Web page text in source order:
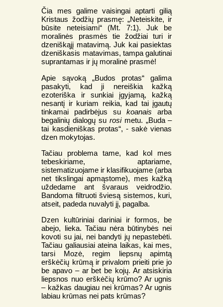
Čia mes galime vaisingai aptarti gilią
Kristaus žodžių prasmę: „Neteiskite, ir
būsite neteisiami“ (Mt. 7:1). Juk be
moralinės prasmės tie žodžiai turi ir
dzeniškąjį matavimą. Juk kai pasiektas
dzeniškasis matavimas, tampa galutinai
suprantamas ir jų moralinė prasmė!
Apie sąvoką „Budos protas“ galima
pasakyti, kad ji nereiškia kažką
ezoteriška ir sunkiai įgyjamą, kažką
nesantį ir kuriam reikia, kad tai įgautų
tinkamai padirbėjus sukoanais arba
begalinių dialogų su rosimetu. „Buda –
tai kasdieniškas protas“, - sakė vienas
dzen mokytojas.
Tačiau problema tame, kad kol mes
tebeskiriame, aptariame,
sistematizuojame ir klasifikuojame (arba
net tikslingai apmąstome), mes kažką
uždedame ant švaraus veidrodžio.
Bandoma filtruoti šviesą sistemos, kuri,
atseit, padeda nuvalyti jį, pagalba.
Dzen kultūriniai dariniai ir formos, be
abejo, lieka. Tačiau nėra būtinybės nei
kovoti su jai, nei bandyti jų nepastebėti.
Tačiau galiausiai ateina laikas, kai mes,
tarsi Mozė, regim liepsnų apimtą
erškėčių krūmą ir privalom prieiti prie jo
be apavo – ar bet be kojų. Ar atsiskiria
liepsnos nuo erškėčių krūmo? Ar ugnis
– kažkas daugiau nei krūmas? Ar ugnis
labiau krūmas nei pats krūmas?